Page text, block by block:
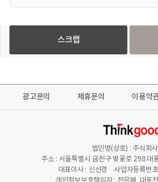
스크랩
광고문의 제휴문의 이용약
법인명(상호) : 주식회
주소 : 서울특별시 금천구 벚꽃로 298 대
대표이사 : 신선경 사업자등록번